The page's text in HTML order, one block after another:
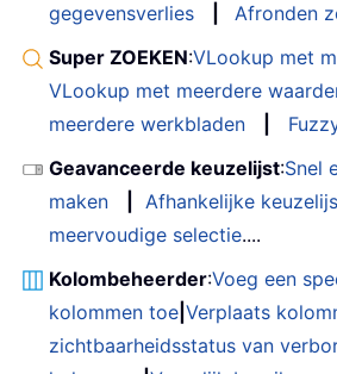
gegevensverlies
Afronden
Super ZOEKEN:VLookup met
VLookup met meerdere
meerdere werkbladen
Geavanceerde keuzelijst:Snel
maken
Afhankelijke
meervoudige selectie....
Kolombeheerder:Voeg een
kolommen toe Verplaats
zichtbaarheidsstatus van